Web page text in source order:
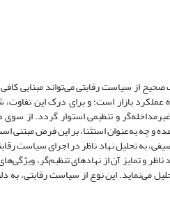
از سیاست رقابتی می‌تواند مبنایی
عملکرد بازار است؛ و برای درک این
و تنظیمی استوار گردد. از
و چه به‌عنوان استثنا، بر این فرض مبتنی
به تحلیل نهاد ناظر در اجرای سیاست
و تمایز آن از نهادهای تنظیم‌گر،
تحلیل می‌نماید. این نوع از سیاست